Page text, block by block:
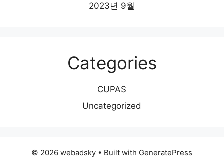
2023년 9월
Categories
CUPAS
Uncategorized
© 2026 webadsky • Built with GeneratePress